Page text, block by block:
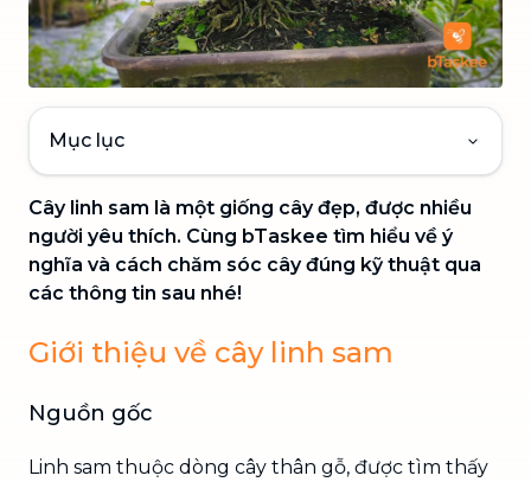
Mục lục
Cây linh sam là một giống cây đẹp, được nhiều
người yêu thích. Cùng bTaskee tìm hiểu về ý
nghĩa và cách chăm sóc cây đúng kỹ thuật qua
các thông tin sau nhé!
Giới thiệu về cây linh sam
Nguồn gốc
Linh sam thuộc dòng cây thân gỗ, được tìm thấy